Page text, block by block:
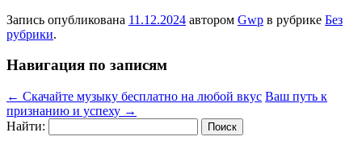
Запись опубликована 11.12.2024 автором Gwp в рубрике Без
рубрики.
Навигация по записям
← Скачайте музыку бесплатно на любой вкус Ваш путь к
признанию и успеху →
Найти: